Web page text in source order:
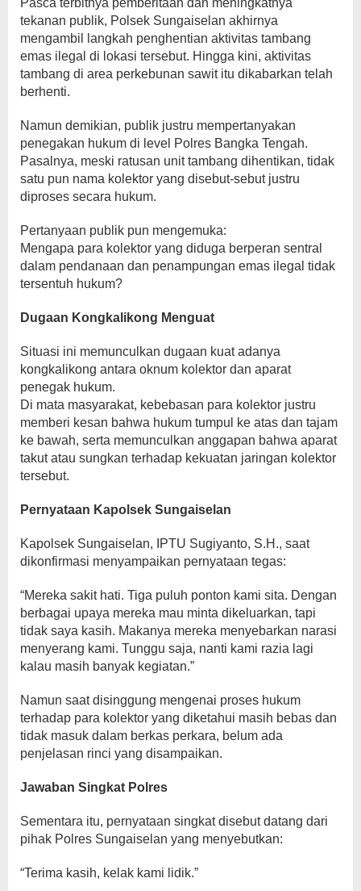
Pasca terbitnya pemberitaan dan meningkatnya
tekanan publik, Polsek Sungaiselan akhirnya
mengambil langkah penghentian aktivitas tambang
emas ilegal di lokasi tersebut. Hingga kini, aktivitas
tambang di area perkebunan sawit itu dikabarkan telah
berhenti.
Namun demikian, publik justru mempertanyakan
penegakan hukum di level Polres Bangka Tengah.
Pasalnya, meski ratusan unit tambang dihentikan, tidak
satu pun nama kolektor yang disebut-sebut justru
diproses secara hukum.
Pertanyaan publik pun mengemuka:
Mengapa para kolektor yang diduga berperan sentral
dalam pendanaan dan penampungan emas ilegal tidak
tersentuh hukum?
Dugaan Kongkalikong Menguat
Situasi ini memunculkan dugaan kuat adanya
kongkalikong antara oknum kolektor dan aparat
penegak hukum.
Di mata masyarakat, kebebasan para kolektor justru
memberi kesan bahwa hukum tumpul ke atas dan tajam
ke bawah, serta memunculkan anggapan bahwa aparat
takut atau sungkan terhadap kekuatan jaringan kolektor
tersebut.
Pernyataan Kapolsek Sungaiselan
Kapolsek Sungaiselan, IPTU Sugiyanto, S.H., saat
dikonfirmasi menyampaikan pernyataan tegas:
“Mereka sakit hati. Tiga puluh ponton kami sita. Dengan
berbagai upaya mereka mau minta dikeluarkan, tapi
tidak saya kasih. Makanya mereka menyebarkan narasi
menyerang kami. Tunggu saja, nanti kami razia lagi
kalau masih banyak kegiatan.”
Namun saat disinggung mengenai proses hukum
terhadap para kolektor yang diketahui masih bebas dan
tidak masuk dalam berkas perkara, belum ada
penjelasan rinci yang disampaikan.
Jawaban Singkat Polres
Sementara itu, pernyataan singkat disebut datang dari
pihak Polres Sungaiselan yang menyebutkan:
“Terima kasih, kelak kami lidik.”